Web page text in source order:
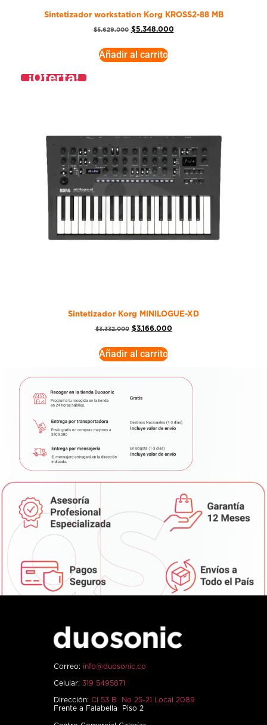
Sintetizador workstation Korg KROSS2-88 MB
$5.629.000 $5.348.000
Añadir al carrito
¡Oferta!
Sintetizador Korg MINILOGUE-XD
$3.332.000 $3.166.000
Añadir al carrito
Correo: info@duosonic.co
Celular: 319 5495871
Dirección: Cl 53 B No 25-21 Local 2089
Frente a Falabella Piso 2